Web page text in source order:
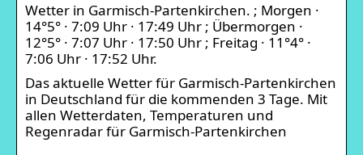
Wetter in Garmisch-Partenkirchen. ; Morgen ·
14°5° · 7:09 Uhr · 17:49 Uhr ; Übermorgen ·
12°5° · 7:07 Uhr · 17:50 Uhr ; Freitag · 11°4° ·
7:06 Uhr · 17:52 Uhr.
Das aktuelle Wetter für Garmisch-Partenkirchen
in Deutschland für die kommenden 3 Tage. Mit
allen Wetterdaten, Temperaturen und
Regenradar für Garmisch-Partenkirchen